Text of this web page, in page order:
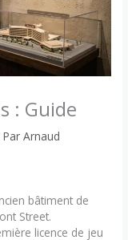
: Guide
ParArnaud
bâtiment de
Street.
licence de jeu